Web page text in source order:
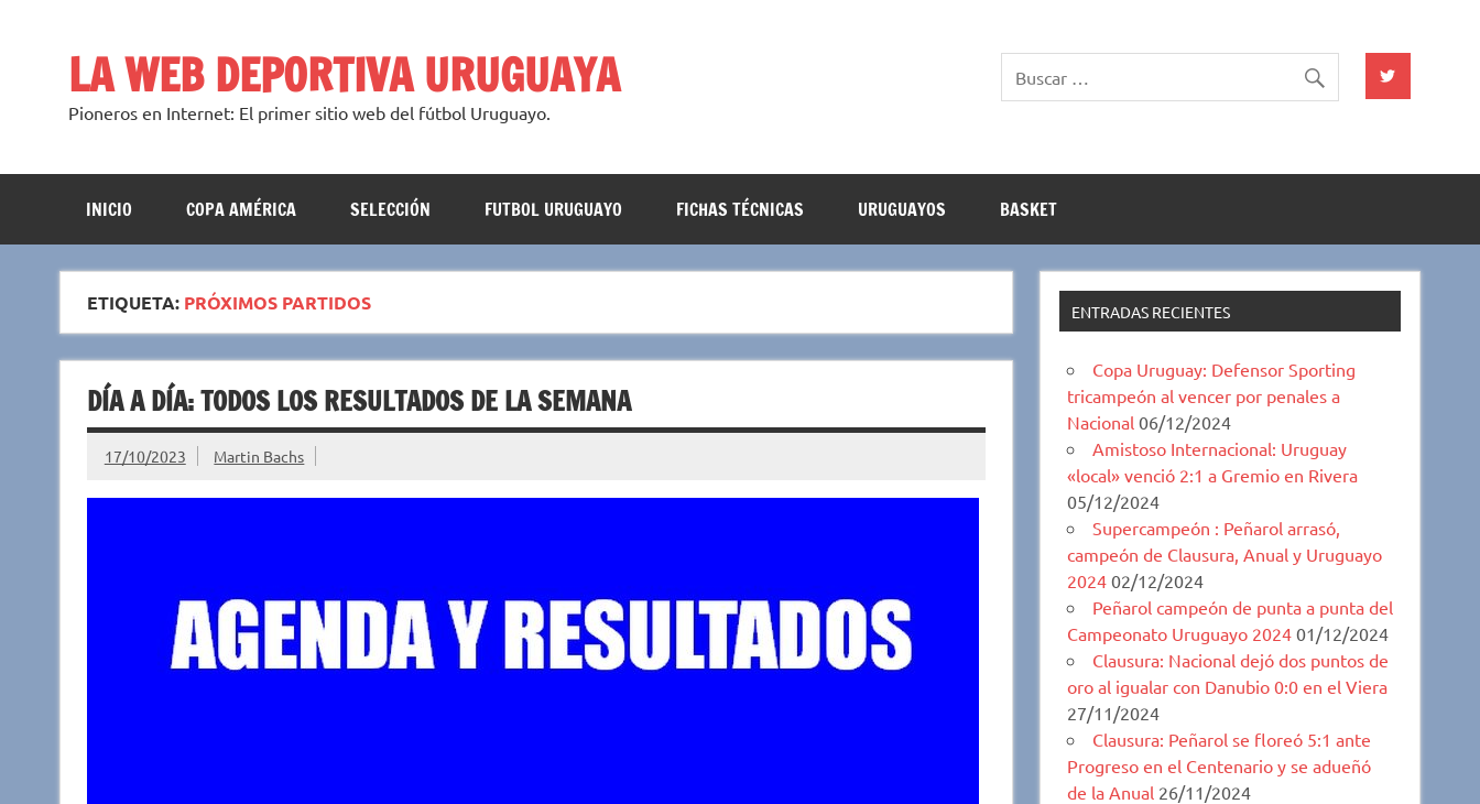
LA WEB DEPORTIVA URUGUAYA
Pioneros en Internet: El primer sitio web del fútbol Uruguayo.
INICIO COPA AMÉRICA SELECCIÓN FUTBOL URUGUAYO FICHAS TÉCNICAS URUGUAYOS BASKET
ETIQUETA: PRÓXIMOS PARTIDOS
DÍA A DÍA: TODOS LOS RESULTADOS DE LA SEMANA
17/10/2023 Martin Bachs
ENTRADAS RECIENTES
Copa Uruguay: Defensor Sporting
tricampeón al vencer por penales a
Nacional 06/12/2024
Amistoso Internacional: Uruguay
«local» venció 2:1 a Gremio en Rivera
05/12/2024
Supercampeón : Peñarol arrasó,
campeón de Clausura, Anual y Uruguayo
2024 02/12/2024
Peñarol campeón de punta a punta del
Campeonato Uruguayo 2024 01/12/2024
Clausura: Nacional dejó dos puntos de
oro al igualar con Danubio 0:0 en el Viera
27/11/2024
Clausura: Peñarol se floreó 5:1 ante
Progreso en el Centenario y se adueñó
de la Anual 26/11/2024